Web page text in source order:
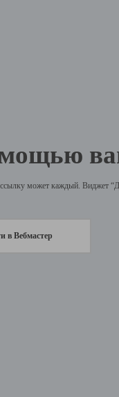
может каждый. Виджет
в Вебмастер